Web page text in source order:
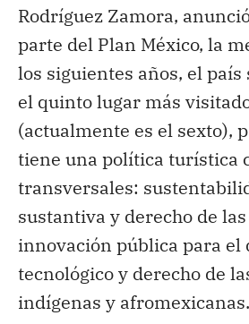
Rodríguez Zamora,
parte del Plan México, la
los siguientes años, el
el quinto lugar más
(actualmente es el sexto),
tiene una política turística
transversales:
sustantiva y derecho de
innovación pública para el
tecnológico y derecho de
indígenas y afromexicanas.